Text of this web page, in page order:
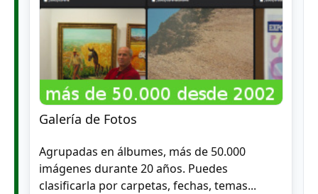
Galería de Fotos
Agrupadas en álbumes, más de 50.000
imágenes durante 20 años. Puedes
clasificarla por carpetas, fechas, temas...